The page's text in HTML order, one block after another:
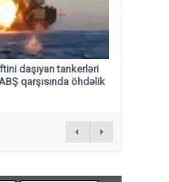
daşıyan tankerləri
qarşısında öhdəlik